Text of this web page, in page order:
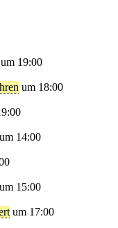
um 19:00
um 18:00
um 14:00
um 15:00
um 17:00